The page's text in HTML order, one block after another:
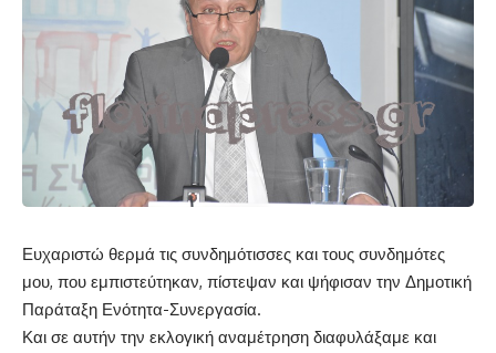
Ευχαριστώ θερμά τις συνδημότισσες και τους συνδημότες
μου, που εμπιστεύτηκαν, πίστεψαν και ψήφισαν την Δημοτική
Παράταξη Ενότητα-Συνεργασία.
Και σε αυτήν την εκλογική αναμέτρηση διαφυλάξαμε και